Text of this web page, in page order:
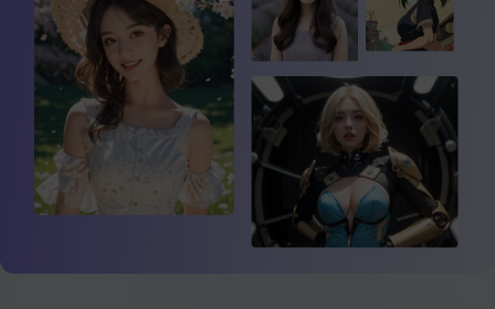
KI Portrait Generator
KI Bild Generator
KI Selfie Generator
Kreativer Avatar
KI Character Generator
KI Pink Doll Selfie Generator
10 Beste Kostenlose KI Headshot Generators
7 Beste Kostenlose KI Face Generators
10 Beste Kostenlose KI Headshot Generators
Mehr Erfahren >